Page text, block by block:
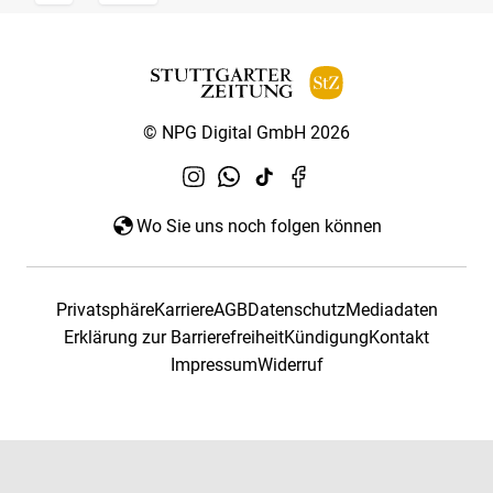
© NPG Digital GmbH 2026
Wo Sie uns noch folgen können
PrivatsphäreKarriereAGBDatenschutzMediadaten
Erklärung zur BarrierefreiheitKündigungKontakt
ImpressumWiderruf